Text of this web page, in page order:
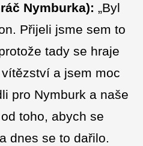
Nymburka): „Byl
Přijeli jsme sem to
tady se hraje
a jsem moc
pro Nymburk a naše
toho, abych se
dnes se to dařilo.